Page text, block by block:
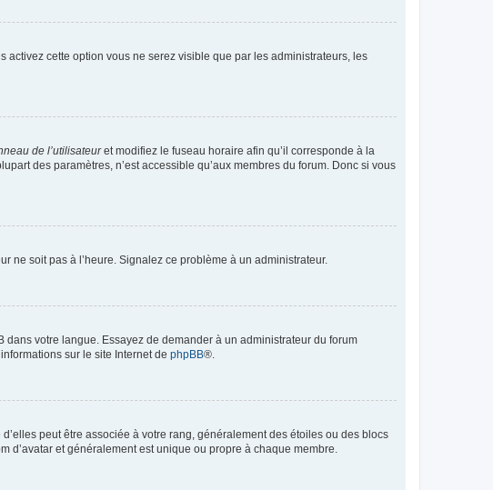
activez cette option vous ne serez visible que par les administrateurs, les
de l’utilisateuret modifiez le fuseau horaire afin qu’il corresponde à la
des paramètres, n’est accessible qu’aux membres du forum. Donc si vous
ne soit pas à l’heure. Signalez ce problème à un administrateur.
votre langue. Essayez de demander à un administrateur du forum
sur le site Internet de phpBB®.
peut être associée à votre rang, généralement des étoiles ou des blocs
et généralement est unique ou propre à chaque membre.